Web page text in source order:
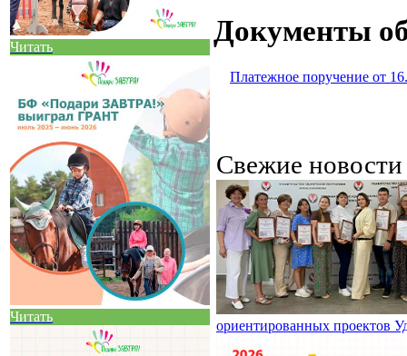
Читать
Читать
Документы
Платежное поручение от
Свежие
ориентированных проектов